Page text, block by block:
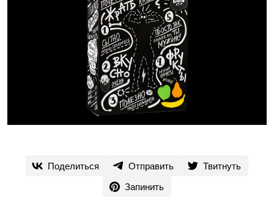
Поделиться Отправить
Твитнуть
Запинить